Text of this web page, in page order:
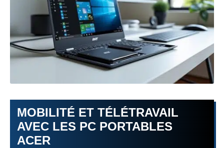
MOBILITÉ ET TÉLÉTRAVAIL
AVEC LES PC PORTABLES
ACER